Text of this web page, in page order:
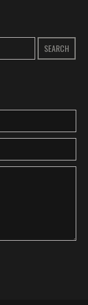
SEARCH